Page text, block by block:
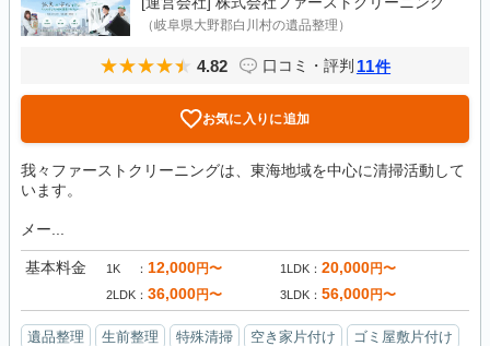
（岐阜県大野郡白川村の遺品整理）
4.82 口コミ・評判 11件
お気に入りに追加
我々ファーストクリーニングは、東海地域を中心に清掃活動して
います。
メー...
基本料金 1K 12,000円〜 1LDK 20,000円〜
2LDK 36,000円〜 3LDK 56,000円〜
遺品整理 生前整理 特殊清掃 空き家片付け
ゴミ屋敷片付け